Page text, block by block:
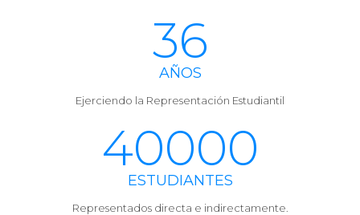
36
AÑOS
Ejerciendo la Representación Estudiantil
40000
ESTUDIANTES
Representados directa e indirectamente.